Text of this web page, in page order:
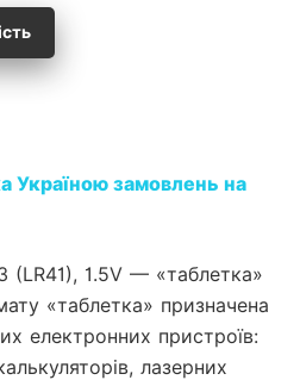
Україною замовлень на
(LR41), 1.5V — «таблетка»
«таблетка» призначена
електронних пристроїв:
лазерних